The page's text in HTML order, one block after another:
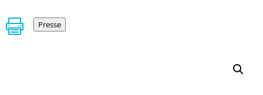
 Presse